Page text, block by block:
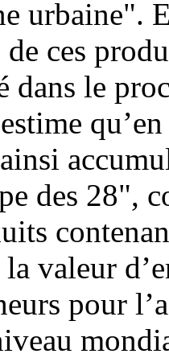
urbaine".
ces
dans le
des 28",
la valeur
pour